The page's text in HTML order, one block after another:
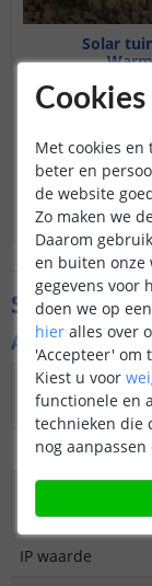
Solar
OP VOORRAAD
IN
Algemene
Type
buitenverlichting
Functie
set
IP waarde
Cookies
Met cookies
beter en
de website
Zo maken we
Daarom
en buiten onze
gegevens voor
doen we op
hier alles over
'Accepteer' om
Kiest u voor
functionele en
technieken die
nog